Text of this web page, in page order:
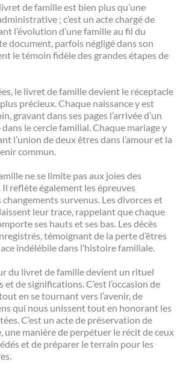
de famille est bien plus qu’une
; c’est un acte chargé de
l’évolution d’une famille au fil du
document, parfois négligé dans son
le témoin fidèle des grandes étapes de
le livret de famille devient le réceptacle
précieux. Chaque naissance y est
gravant dans ses pages l’arrivée d’un
le cercle familial. Chaque mariage y
l’union de deux êtres dans l’amour et la
commun.
ne se limite pas aux joies des
reflète également les épreuves
survenus. Les divorces et
leur trace, rappelant que chaque
ses hauts et ses bas. Les décès
témoignant de la perte d’êtres
indélébile dans l’histoire familiale.
du livret de famille devient un rituel
et de significations. C’est l’occasion de
en se tournant vers l’avenir, de
qui nous unissent tout en honorant les
C’est un acte de préservation de
une manière de perpétuer le récit de ceux
et de préparer le terrain pour les